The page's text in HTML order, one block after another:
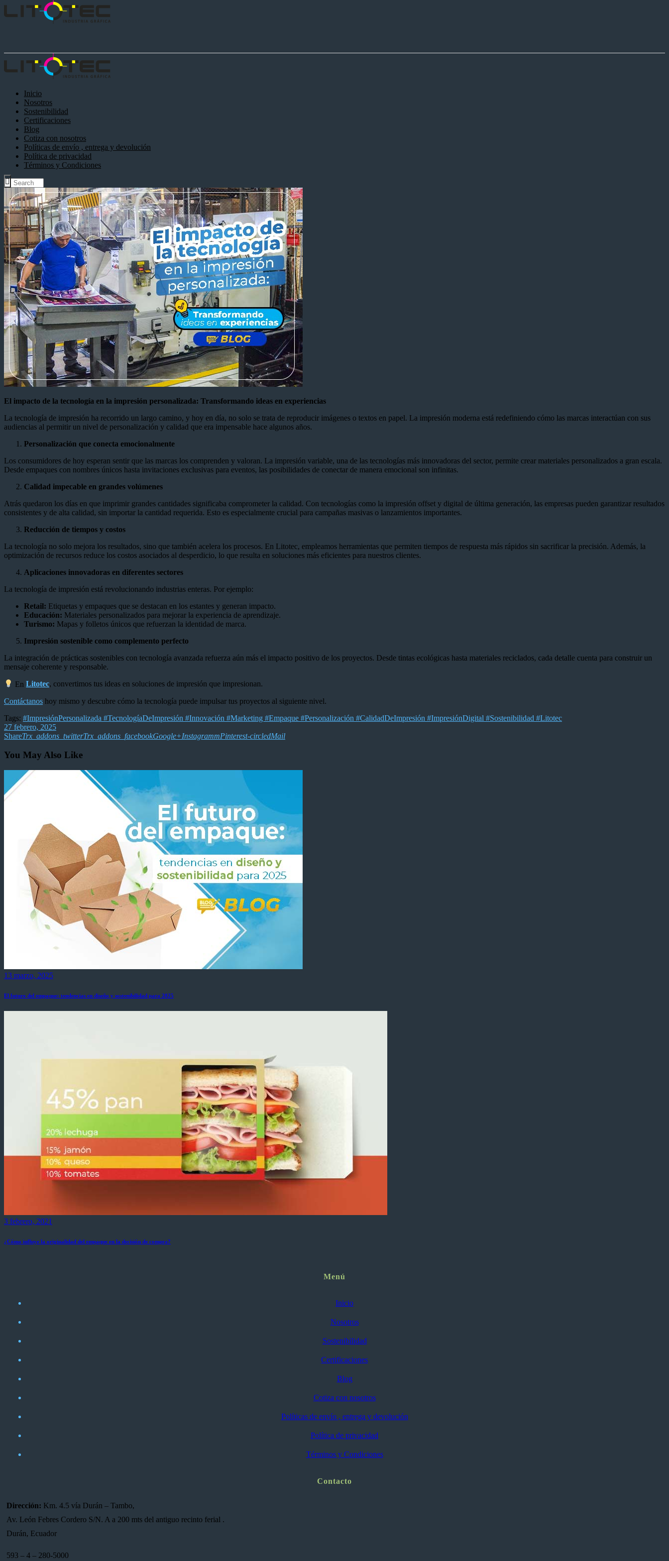
Inicio
Nosotros
Sostenibilidad
Certificaciones
Blog
Cotiza con nosotros
Políticas de envío , entrega y devolución
Política de privacidad
Términos y Condiciones
El impacto de la tecnología en la impresión personalizada: Transformando ideas en experiencias
La tecnología de impresión ha recorrido un largo camino, y hoy en día, no solo se trata de reproducir imágenes o textos en papel. La impresión moderna está redefiniendo cómo las marcas interactúan con sus
audiencias al permitir un nivel de personalización y calidad que era impensable hace algunos años.
Personalización que conecta emocionalmente
Los consumidores de hoy esperan sentir que las marcas los comprenden y valoran. La impresión variable, una de las tecnologías más innovadoras del sector, permite crear materiales personalizados a gran escala.
Desde empaques con nombres únicos hasta invitaciones exclusivas para eventos, las posibilidades de conectar de manera emocional son infinitas.
Calidad impecable en grandes volúmenes
Atrás quedaron los días en que imprimir grandes cantidades significaba comprometer la calidad. Con tecnologías como la impresión offset y digital de última generación, las empresas pueden garantizar resultados
consistentes y de alta calidad, sin importar la cantidad requerida. Esto es especialmente crucial para campañas masivas o lanzamientos importantes.
Reducción de tiempos y costos
La tecnología no solo mejora los resultados, sino que también acelera los procesos. En Litotec, empleamos herramientas que permiten tiempos de respuesta más rápidos sin sacrificar la precisión. Además, la
optimización de recursos reduce los costos asociados al desperdicio, lo que resulta en soluciones más eficientes para nuestros clientes.
Aplicaciones innovadoras en diferentes sectores
La tecnología de impresión está revolucionando industrias enteras. Por ejemplo:
Retail: Etiquetas y empaques que se destacan en los estantes y generan impacto.
Educación: Materiales personalizados para mejorar la experiencia de aprendizaje.
Turismo: Mapas y folletos únicos que refuerzan la identidad de marca.
Impresión sostenible como complemento perfecto
La integración de prácticas sostenibles con tecnología avanzada refuerza aún más el impacto positivo de los proyectos. Desde tintas ecológicas hasta materiales reciclados, cada detalle cuenta para construir un
mensaje coherente y responsable.
EnLitotec, convertimos tus ideas en soluciones de impresión que impresionan.
Contáctanos hoy mismo y descubre cómo la tecnología puede impulsar tus proyectos al siguiente nivel.
Tags: #ImpresiónPersonalizada #TecnologíaDeImpresión #Innovación #Marketing #Empaque #Personalización #CalidadDeImpresión #ImpresiónDigital #Sostenibilidad #Litotec
27 febrero, 2025
ShareTrx_addons_twitterTrx_addons_facebookGoogle+InstagrammPinterest-circledMail
You May Also Like
13 marzo, 2025
El futuro del empaque: tendencias en diseño y sostenibilidad para 2025
3 febrero, 2021
¿Cómo influye la originalidad del empaque en la decisión de compra?
Menú
Inicio
Nosotros
Sostenibilidad
Certificaciones
Blog
Cotiza con nosotros
Políticas de envío , entrega y devolución
Política de privacidad
Términos y Condiciones
Contacto
Dirección: Km. 4.5 vía Durán – Tambo,
Av. León Febres Cordero S/N. A a 200 mts del antiguo recinto ferial .
Durán, Ecuador
593 – 4 – 280-5000